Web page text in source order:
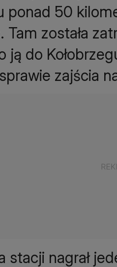
ponad 50
Tam została
ją do
stacji nagrał